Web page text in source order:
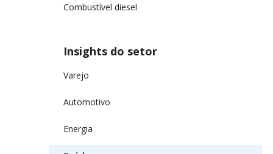
Combustível diesel
Insights do setor
Varejo
Automotivo
Energia